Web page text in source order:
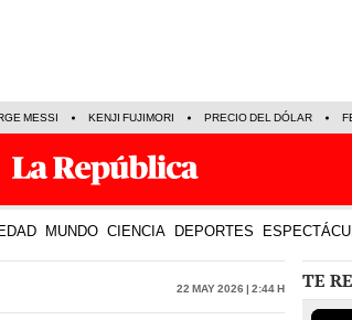
MESSI KENJI FUJIMORI PRECIO DEL DÓLAR
MUNDO CIENCIA DEPORTES
22 May 2026 | 2:44 h TE